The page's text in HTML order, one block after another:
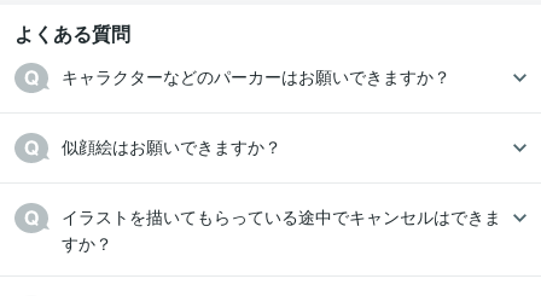
よくある質問
キャラクターなどのパーカーはお願いできますか？
似顔絵はお願いできますか？
イラストを描いてもらっている途中でキャンセルはできま
すか？